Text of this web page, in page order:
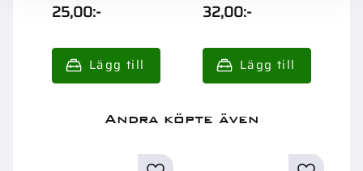
25,00:- 32,00:-
Andra köpte även